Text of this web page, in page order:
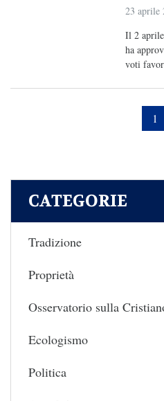
23 aprile
Il 2
ha
voti
1
CATEGORIE
Tradizione
Proprietà
Osservatorio sulla
Ecologismo
Politica